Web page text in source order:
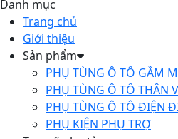
Danh mục
Trang chủ
Giới thiệu
Sản phẩm
PHỤ TÙNG Ô TÔ GẦM
PHỤ TÙNG Ô TÔ THÂN
PHỤ TÙNG Ô TÔ ĐIỆN
PHỤ KIỆN PHỤ TRỢ